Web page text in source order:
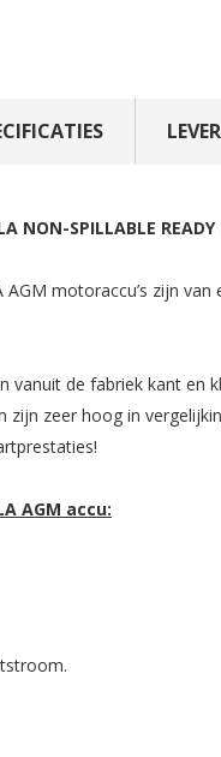
NON-SPILLABLE
AGM motoraccu’s zijn
vanuit de fabriek kant
zeer hoog in
AGM accu: